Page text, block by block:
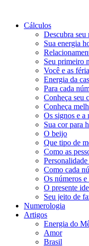
Cálculos
Descubra seu
Sua energia
Seu primeiro
Você e as
Energia da
Para cada
Conheça seu
Conheça
Os signos e a
Sua cor para
O beijo
Que tipo de
Como as
Como cada
Os números e
O presente
Seu jeito de
Numerologia
Artigos
Energia do
Amor
Brasil